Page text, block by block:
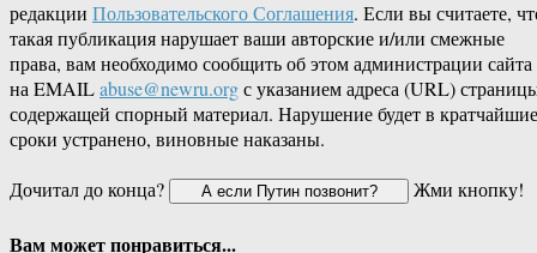
редакции Пользовательского Соглашения. Если вы считаете,
такая публикация нарушает ваши авторские и/или смежные
права, вам необходимо сообщить об этом администрации сайта
на EMAILabuse@newru.orgс указанием адреса (URL)
содержащей спорный материал. Нарушение будет в кратчайшие
сроки устранено, виновные наказаны.
Дочитал до конца?
Жми кнопку!
Вам может понравиться...